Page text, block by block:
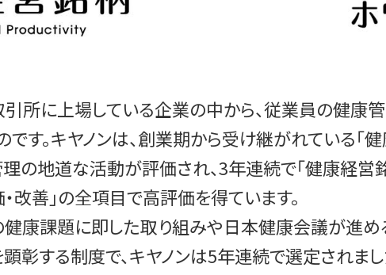
引所に上場している企業の中から、従業員の健
す。キヤノンは、創業期から受け継がれている「
地道な活動が評価され、3年連続で「健康経営銘
・改善」の全項目で高評価を得ています。
健康課題に即した取り組みや日本健康会議が進
彰する制度で、キヤノンは5年連続で選定されまし